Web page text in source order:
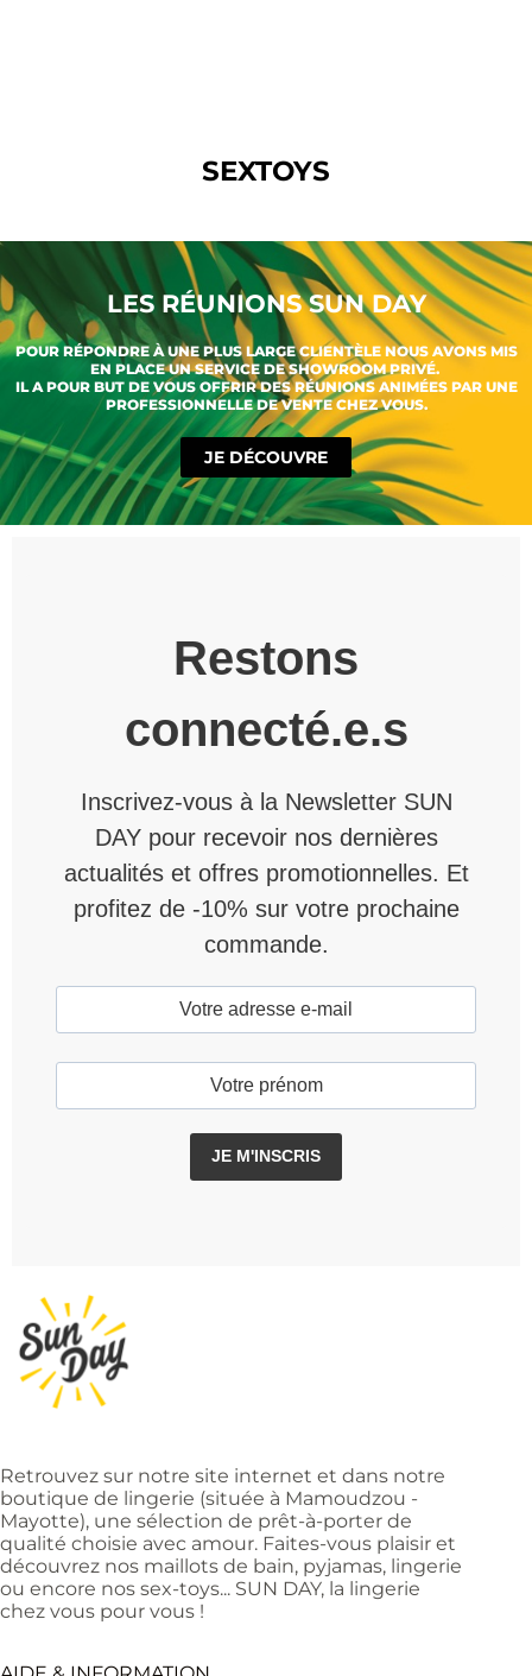
SEXTOYS
LES RÉUNIONS SUN DAY
POUR RÉPONDRE À UNE PLUS LARGE CLIENTÈLE NOUS AVONS MIS
EN PLACE UN SERVICE DE SHOWROOM PRIVÉ.
IL A POUR BUT DE VOUS OFFRIR DES RÉUNIONS ANIMÉES PAR UNE
PROFESSIONNELLE DE VENTE CHEZ VOUS.
JE DÉCOUVRE
Restons
connecté.e.s
Inscrivez-vous à la Newsletter SUN
DAY pour recevoir nos dernières
actualités et offres promotionnelles. Et
profitez de -10% sur votre prochaine
commande.
JE M'INSCRIS
Retrouvez sur notre site internet et dans notre
boutique de lingerie (située à Mamoudzou -
Mayotte), une sélection de prêt-à-porter de
qualité choisie avec amour. Faites-vous plaisir et
découvrez nos maillots de bain, pyjamas, lingerie
ou encore nos sex-toys... SUN DAY, la lingerie
chez vous pour vous !